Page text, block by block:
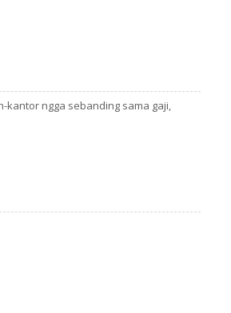
kantor ngga sebanding sama gaji,